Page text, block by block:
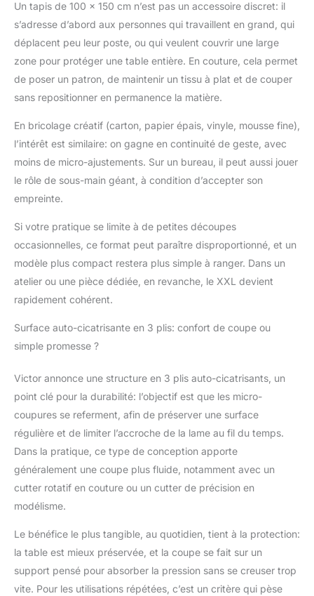
ne ternit pas le couteau
aussi rapidement que
les autres patins de
coupe.
Un tapis de 100 x 150 cm n’est pas un accessoire discret: il
s’adresse d’abord aux personnes qui travaillent en grand, qui
déplacent peu leur poste, ou qui veulent couvrir une large
zone pour protéger une table entière. En couture, cela permet
de poser un patron, de maintenir un tissu à plat et de couper
sans repositionner en permanence la matière.
En bricolage créatif (carton, papier épais, vinyle, mousse fine),
l’intérêt est similaire: on gagne en continuité de geste, avec
moins de micro-ajustements. Sur un bureau, il peut aussi jouer
le rôle de sous-main géant, à condition d’accepter son
empreinte.
Si votre pratique se limite à de petites découpes
occasionnelles, ce format peut paraître disproportionné, et un
modèle plus compact restera plus simple à ranger. Dans un
atelier ou une pièce dédiée, en revanche, le XXL devient
rapidement cohérent.
Surface auto-cicatrisante en 3 plis: confort de coupe ou
simple promesse ?
Victor annonce une structure en 3 plis auto-cicatrisants, un
point clé pour la durabilité: l’objectif est que les micro-
coupures se referment, afin de préserver une surface
régulière et de limiter l’accroche de la lame au fil du temps.
Dans la pratique, ce type de conception apporte
généralement une coupe plus fluide, notamment avec un
cutter rotatif en couture ou un cutter de précision en
modélisme.
Le bénéfice le plus tangible, au quotidien, tient à la protection:
la table est mieux préservée, et la coupe se fait sur un
support pensé pour absorber la pression sans se creuser trop
vite. Pour les utilisations répétées, c’est un critère qui pèse